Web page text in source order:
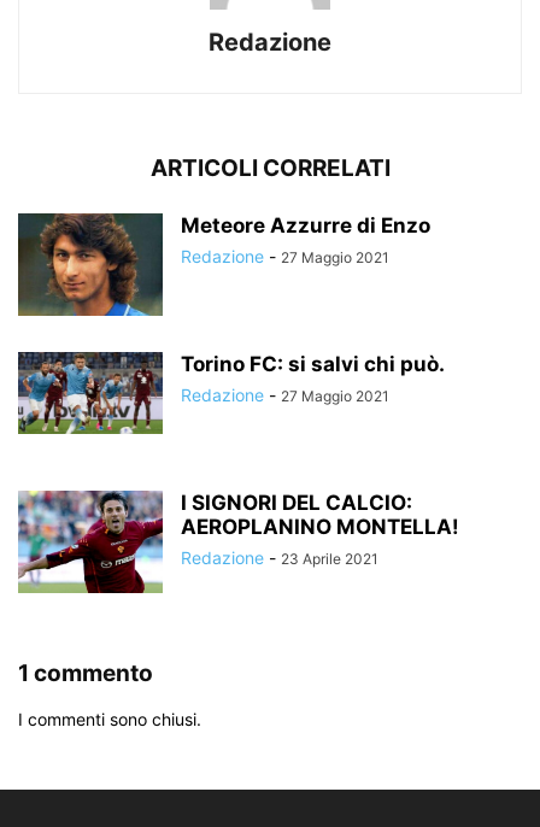
Redazione
ARTICOLI CORRELATI
Meteore Azzurre di Enzo
Redazione - 27 Maggio 2021
Torino FC: si salvi chi può.
Redazione - 27 Maggio 2021
I SIGNORI DEL CALCIO:
AEROPLANINO MONTELLA!
Redazione - 23 Aprile 2021
1 commento
I commenti sono chiusi.